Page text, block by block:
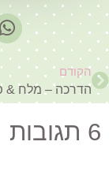
הקודם
6 תגובות